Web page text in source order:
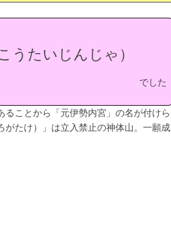
うたいじんじゃ）
でした
ことから「元伊勢内宮」の名が付けら
たけ）」は立入禁止の神体山。一願成